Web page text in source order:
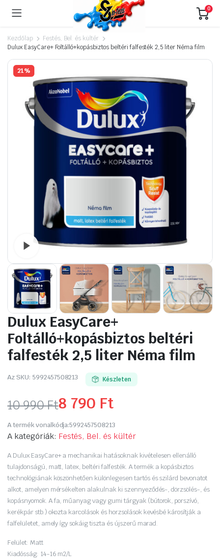
0
Kezdőlap
Festés, Bel. és kültér
Dulux EasyCare+ Foltálló+kopásbiztos beltéri falfesték 2,5 liter Néma film
21%
Watch video
Dulux EasyCare+
Foltálló+kopásbiztos beltéri
falfesték 2,5 liter Néma film
Az SKU: 5992457508213 Készleten
10 990Ft
Original
price
was:
10
990 Ft.
8 790 Ft
Current
price
is:
8
790 Ft.
A termék vonalkódja:5992457508213
A kategóriák: Festés, Bel. és kültér
A Dulux EasyCare+ a mechanikai hatásoknak kivételesen ellenálló
tulajdonságú, matt, latex, beltéri falfesték. A termék a kopásbiztos
technológiának köszönhetően különlegesen tartós és szilárd bevonatot
alkot, amelyen mérsékelten alakulnak ki szennyeződés-, dörzsölés-, és
kopásnyomok. A fa, műanyag vagy gumi tárgyak (bútorok, porszívó,
kerékpár stb.) okozta karcolások és horzsolások kevésbé károsítják a
falfelületet, amely így sokáig tiszta és újszerű marad.
Felület: Matt
Kiadósság: 14-16 m2/L